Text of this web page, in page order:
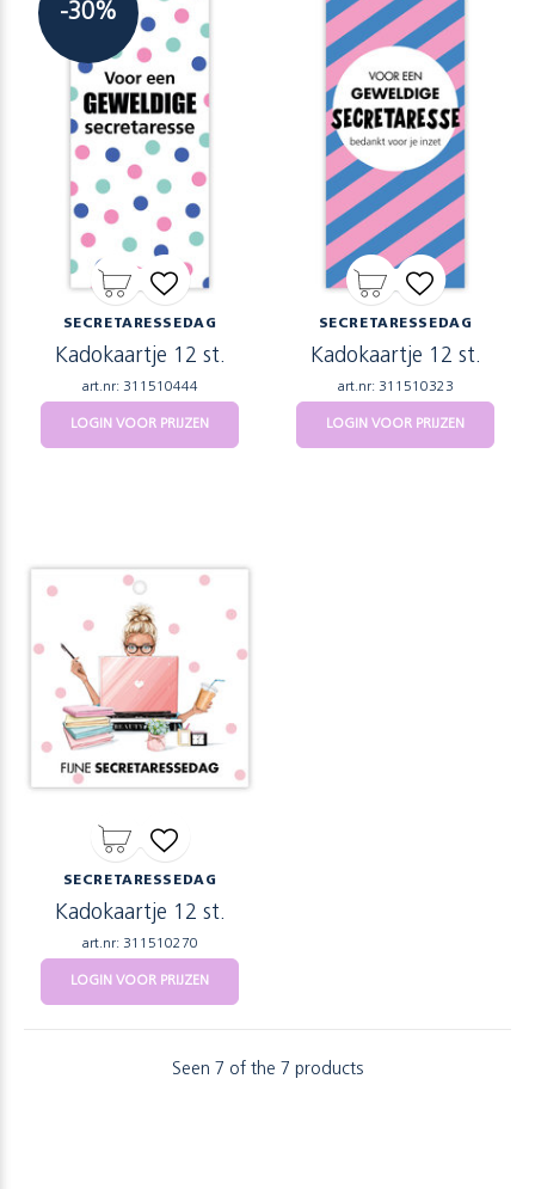
-30%
SECRETARESSEDAG
Kadokaartje 12 st.
art.nr: 311510444
LOGIN VOOR PRIJZEN
SECRETARESSEDAG
Kadokaartje 12 st.
art.nr: 311510323
LOGIN VOOR PRIJZEN
SECRETARESSEDAG
Kadokaartje 12 st.
art.nr: 311510270
LOGIN VOOR PRIJZEN
Seen 7 of the 7 products